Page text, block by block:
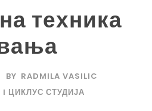
техника
BY RADMILA VASILIC
ЦИКЛУС СТУДИЈА